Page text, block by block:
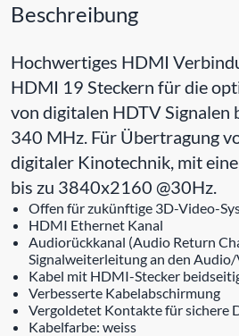
Beschreibung
Hochwertiges HDMI
HDMI 19 Steckern für die
von digitalen HDTV Signalen
340 MHz. Für Übertragung
digitaler Kinotechnik, mit
bis zu 3840x2160 @30Hz.
Offen für zukünftige 3D-Video-
HDMI Ethernet Kanal
Audiorückkanal (Audio Return
Signalweiterleitung an den
Kabel mit HDMI-Stecker
Verbesserte Kabelabschirmung
Vergoldetet Kontakte für sichere
Kabelfarbe: weiss